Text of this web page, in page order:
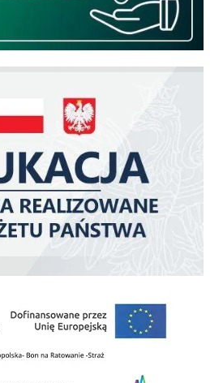
średniego samochodu ratowniczo-gaśniczego z